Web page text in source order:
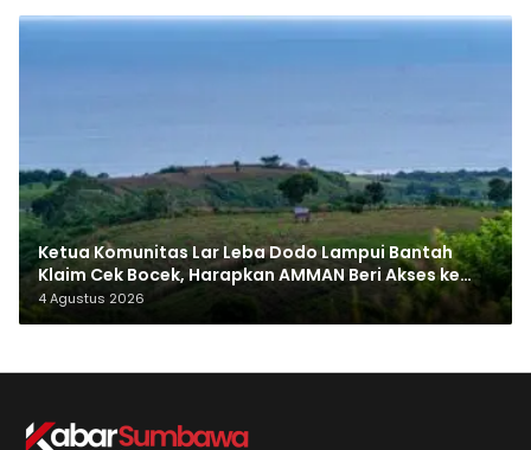
Ketua Komunitas Lar Leba Dodo Lampui Bantah
Klaim Cek Bocek, Harapkan AMMAN Beri Akses ke
Makam Leluhur
4 Agustus 2026